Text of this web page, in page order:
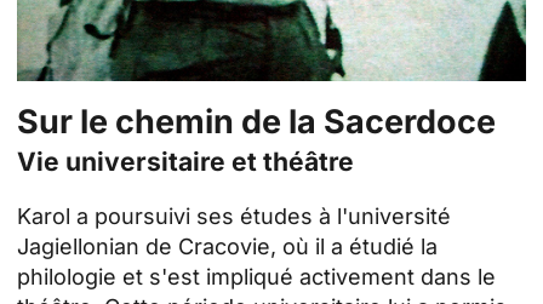
Sur le chemin de la Sacerdoce
Vie universitaire et théâtre
Karol a poursuivi ses études à l'université
Jagiellonian de Cracovie, où il a étudié la
philologie et s'est impliqué activement dans le